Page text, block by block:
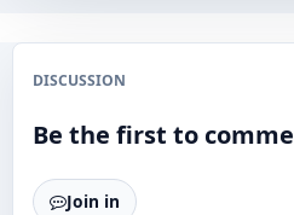
DISCUSSION
Be the first to
Join in